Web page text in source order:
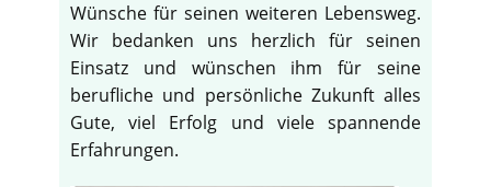
Wünsche für seinen weiteren Lebensweg.
Wir bedanken uns herzlich für seinen
Einsatz und wünschen ihm für seine
berufliche und persönliche Zukunft alles
Gute, viel Erfolg und viele spannende
Erfahrungen.